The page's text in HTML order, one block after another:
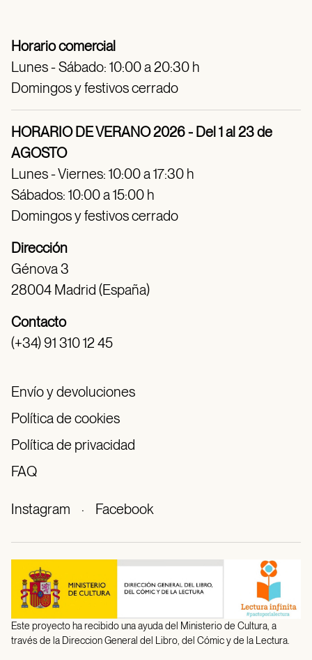
Horario comercial
Lunes - Sábado: 10:00 a 20:30 h
Domingos y festivos cerrado
HORARIO DE VERANO 2026 - Del 1 al 23 de
AGOSTO
Lunes - Viernes: 10:00 a 17:30 h
Sábados: 10:00 a 15:00 h
Domingos y festivos cerrado
Dirección
Génova 3
28004 Madrid (España)
Contacto
(+34) 91 310 12 45
Envío y devoluciones
Política de cookies
Política de privacidad
FAQ
Instagram · Facebook
Este proyecto ha recibido una ayuda del Ministerio de Cultura, a
través de la Direccion General del Libro, del Cómic y de la Lectura.